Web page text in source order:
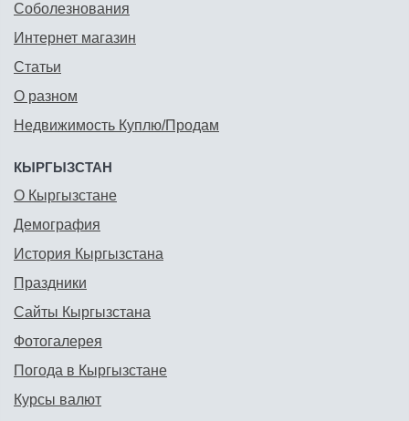
Соболезнования
Интернет магазин
Статьи
О разном
Недвижимость Куплю/Продам
КЫРГЫЗСТАН
О Кыргызстане
Демография
История Кыргызстана
Праздники
Сайты Кыргызстана
Фотогалерея
Погода в Кыргызстане
Курсы валют